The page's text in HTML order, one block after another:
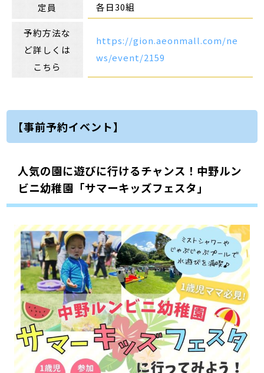
定員 各日30組
予約方法な
ど詳しくは
こちら
https://gion.aeonmall.com/ne
ws/event/2159
【事前予約イベント】
人気の園に遊びに行けるチャンス！中野ルン
ビニ幼稚園「サマーキッズフェスタ」